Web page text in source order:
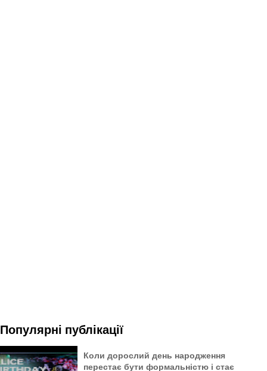
Популярні публікації
Коли дорослий день народження
перестає бути формальністю і стає